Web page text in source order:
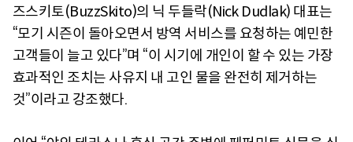
즈스키토(BuzzSkito)의 닉 두들락(Nick Dudlak) 대표는
“모기 시즌이 돌아오면서 방역 서비스를 요청하는 예민한
고객들이 늘고 있다”며 “이 시기에 개인이 할 수 있는 가장
효과적인 조치는 사유지 내 고인 물을 완전히 제거하는
것”이라고 강조했다.